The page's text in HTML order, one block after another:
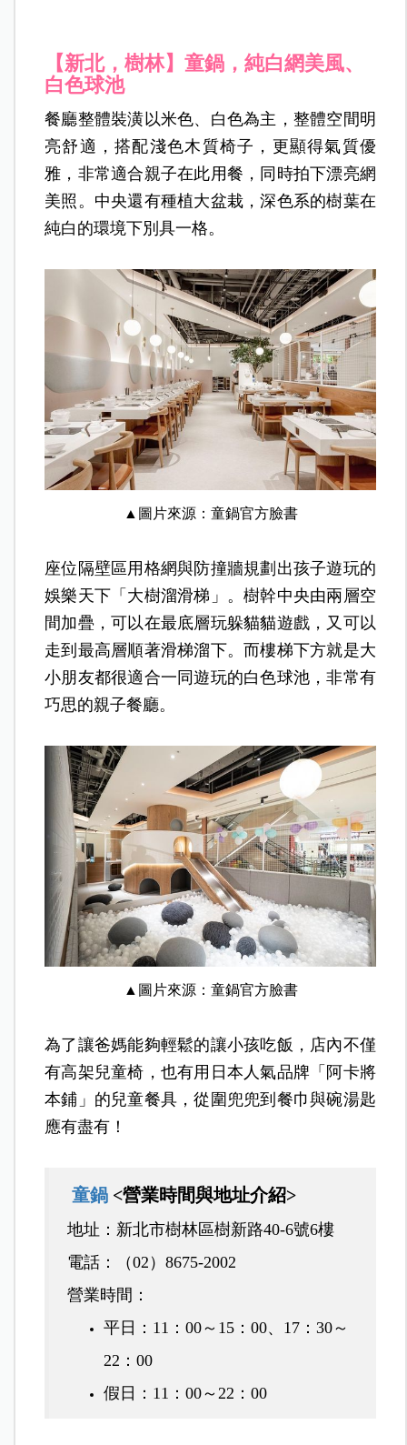
【新北，樹林】童鍋，純白網美風、
白色球池
餐廳整體裝潢以米色、白色為主，整體空間明
亮舒適，搭配淺色木質椅子，更顯得氣質優
雅，非常適合親子在此用餐，同時拍下漂亮網
美照。中央還有種植大盆栽，深色系的樹葉在
純白的環境下別具一格。
▲圖片來源：童鍋官方臉書
座位隔壁區用格網與防撞牆規劃出孩子遊玩的
娛樂天下「大樹溜滑梯」。樹幹中央由兩層空
間加疊，可以在最底層玩躲貓貓遊戲，又可以
走到最高層順著滑梯溜下。而樓梯下方就是大
小朋友都很適合一同遊玩的白色球池，非常有
巧思的親子餐廳。
▲圖片來源：童鍋官方臉書
為了讓爸媽能夠輕鬆的讓小孩吃飯，店內不僅
有高架兒童椅，也有用日本人氣品牌「阿卡將
本鋪」的兒童餐具，從圍兜兜到餐巾與碗湯匙
應有盡有！
童鍋 <營業時間與地址介紹>
地址：新北市樹林區樹新路40-6號6樓
電話：（02）8675-2002
營業時間 ：
平日：11：00～15：00、17：30～
22：00
假日：11：00～22：00